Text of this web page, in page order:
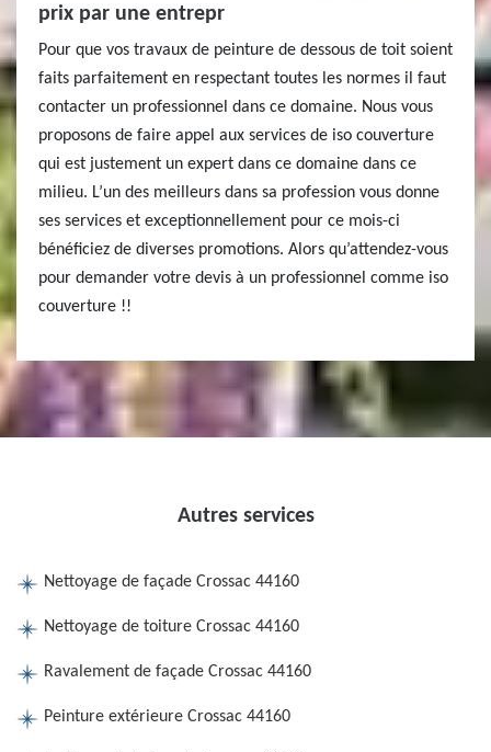
prix par une entrepr
Pour que vos travaux de peinture de dessous de toit soient
faits parfaitement en respectant toutes les normes il faut
contacter un professionnel dans ce domaine. Nous vous
proposons de faire appel aux services de iso couverture
qui est justement un expert dans ce domaine dans ce
milieu. L’un des meilleurs dans sa profession vous donne
ses services et exceptionnellement pour ce mois-ci
bénéficiez de diverses promotions. Alors qu’attendez-vous
pour demander votre devis à un professionnel comme iso
couverture !!
Autres services
Nettoyage de façade Crossac 44160
Nettoyage de toiture Crossac 44160
Ravalement de façade Crossac 44160
Peinture extérieure Crossac 44160